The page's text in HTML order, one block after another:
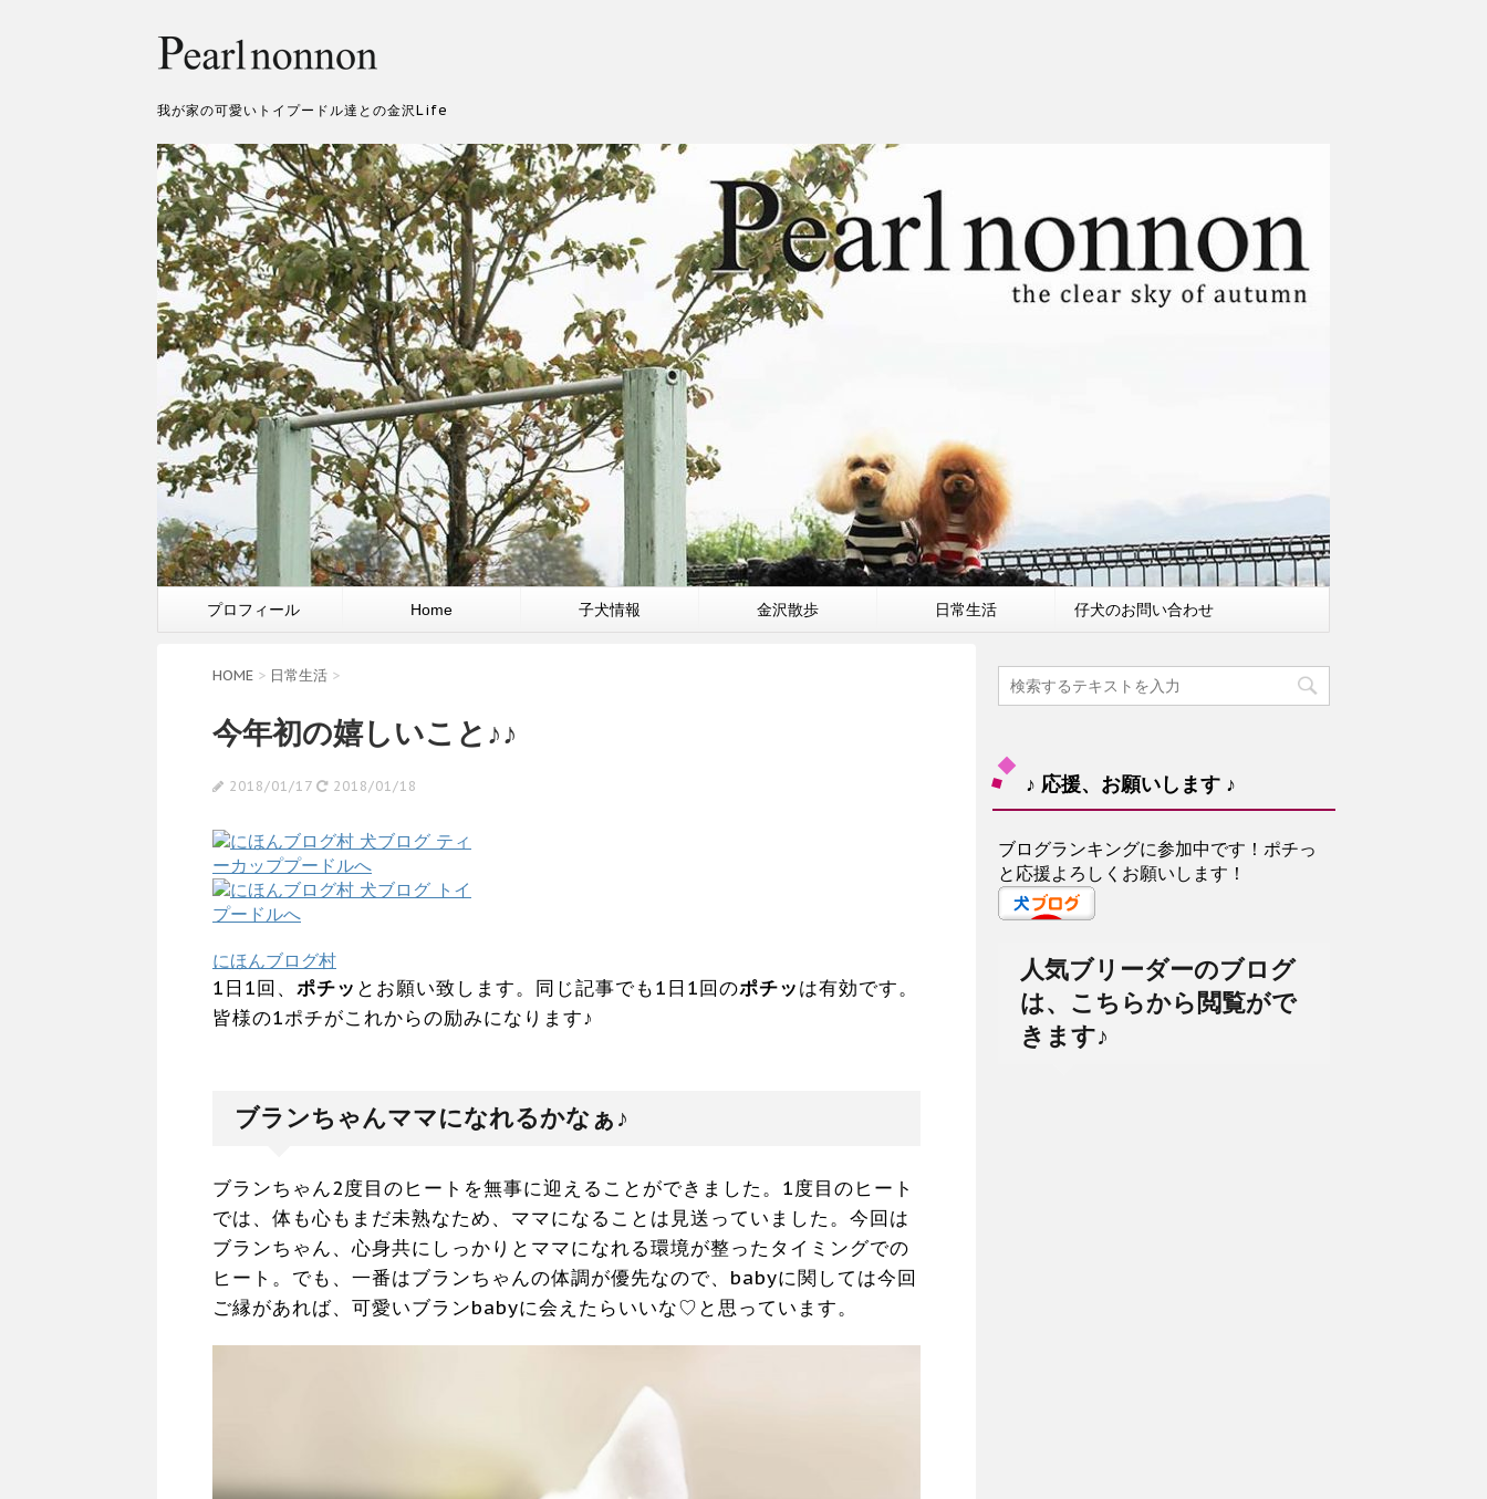
我が家の可愛いトイプードル達との金沢Life
プロフィール Home 子犬情報 金沢散歩 日常生活 仔犬のお問い合わせ
HOME > 日常生活 >
今年初の嬉しいこと♪♪
2018/01/17 2018/01/18
にほんブログ村
1日1回、 ポチッ とお願い致します。同じ記事でも1日1回のポチッは有効です。
皆様の1ポチがこれからの励みになります♪
ブランちゃんママになれるかなぁ♪
ブランちゃん2度目のヒートを無事に迎えることができました。1度目のヒート
では、体も心もまだ未熟なため、ママになることは見送っていました。今回は
ブランちゃん、心身共にしっかりとママになれる環境が整ったタイミングでの
ヒート。でも、一番はブランちゃんの体調が優先なので、babyに関しては今回
ご縁があれば、可愛いブランbabyに会えたらいいな♡と思っています。
♪ 応援、お願いします ♪
ブログランキングに参加中です！ポチっ
と応援よろしくお願いします！
人気ブリーダーのブログ
は、こちらから閲覧がで
きます♪